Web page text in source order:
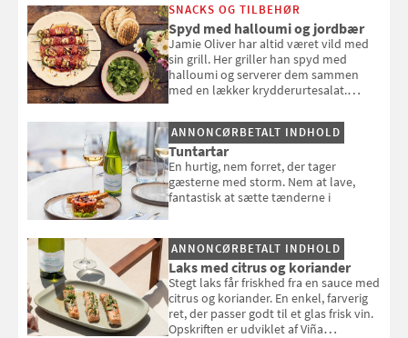
SNACKS OG TILBEHØR
Spyd med halloumi og jordbær
Jamie Oliver har altid været vild med
sin grill. Her griller han spyd med
halloumi og serverer dem sammen
med en lækker krydderurtesalat.
smag" af Jamie Oliver.
ANNONCØRBETALT INDHOLD
Tuntartar
En hurtig, nem forret, der tager
gæsterne med storm. Nem at lave,
fantastisk at sætte tænderne i
ANNONCØRBETALT INDHOLD
Laks med citrus og koriander
Stegt laks får friskhed fra en sauce med
citrus og koriander. En enkel, farverig
ret, der passer godt til et glas frisk vin.
Opskriften er udviklet af Viña